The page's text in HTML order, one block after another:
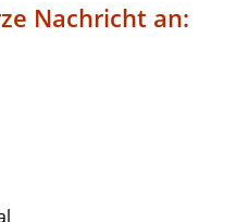
Nachricht an: